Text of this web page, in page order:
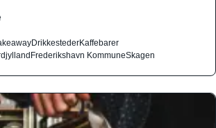
DrikkestederKaffebarer
Frederikshavn KommuneSkagen